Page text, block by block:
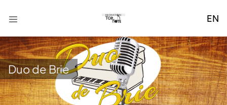
EN
Duo de Brie